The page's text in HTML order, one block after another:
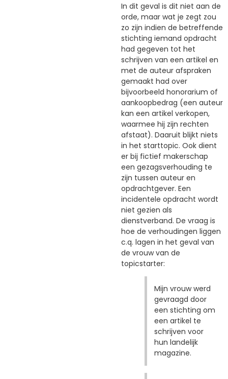
In dit geval is dit niet aan de
orde, maar wat je zegt zou
zo zijn indien de betreffende
stichting iemand opdracht
had gegeven tot het
schrijven van een artikel en
met de auteur afspraken
gemaakt had over
bijvoorbeeld honorarium of
aankoopbedrag (een auteur
kan een artikel verkopen,
waarmee hij zijn rechten
afstaat). Daaruit blijkt niets
in het starttopic. Ook dient
er bij fictief makerschap
een gezagsverhouding te
zijn tussen auteur en
opdrachtgever. Een
incidentele opdracht wordt
niet gezien als
dienstverband. De vraag is
hoe de verhoudingen liggen
c.q. lagen in het geval van
de vrouw van de
topicstarter:
Mijn vrouw werd
gevraagd door
een stichting om
een artikel te
schrijven voor
hun landelijk
magazine.